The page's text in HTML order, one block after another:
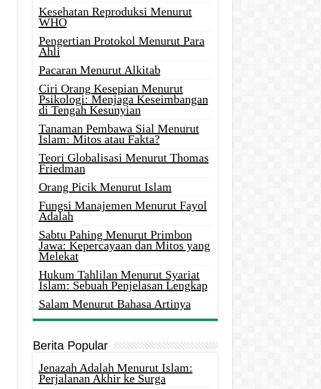
Kesehatan Reproduksi Menurut
WHO
Pengertian Protokol Menurut Para
Ahli
Pacaran Menurut Alkitab
Ciri Orang Kesepian Menurut
Psikologi: Menjaga Keseimbangan
di Tengah Kesunyian
Tanaman Pembawa Sial Menurut
Islam: Mitos atau Fakta?
Teori Globalisasi Menurut Thomas
Friedman
Orang Picik Menurut Islam
Fungsi Manajemen Menurut Fayol
Adalah
Sabtu Pahing Menurut Primbon
Jawa: Kepercayaan dan Mitos yang
Melekat
Hukum Tahlilan Menurut Syariat
Islam: Sebuah Penjelasan Lengkap
Salam Menurut Bahasa Artinya
Berita Popular
Jenazah Adalah Menurut Islam:
Perjalanan Akhir ke Surga